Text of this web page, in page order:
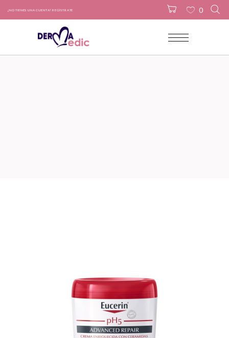
¿NO TIENES UNA CUENTA? REGÍSTRATE
No products in the cart.
0